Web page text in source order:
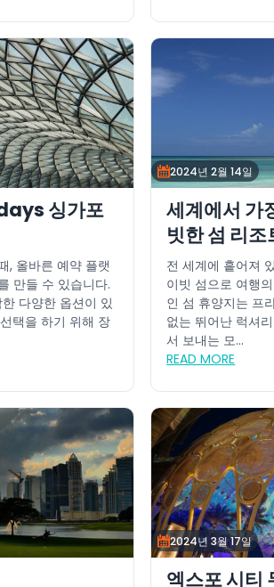
싱가포
, 올바른 예약 플랫
만들 수 있습니다.
다양한 옵션이 있
택을 하기 위해 장
2024년 2월 14일
세계에서 가
빗한 섬 리조
전 세계에 흩어져
이빗 섬으로 여행
인 섬 휴양지는 프
없는 뛰어난 럭셔
서 보내는 모...
READ MORE
2024년 3월 17일
엑스포 시티